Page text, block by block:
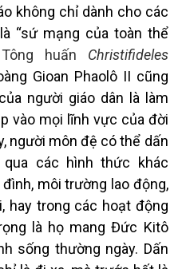
không chỉ dành cho các
“sứ mạng của toàn thể
Tông huấn Christifideles
Gioan Phaolô II cũng
người giáo dân là làm
vào mọi lĩnh vực của đời
người môn đệ có thể dấn
các hình thức khác
môi trường lao động,
hay trong các hoạt động
là họ mang Đức Kitô
sống thường ngày. Dấn